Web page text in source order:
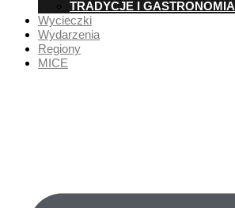
TRADYCJE I GASTRONOMIA
Wycieczki
Wydarzenia
Regiony
MICE